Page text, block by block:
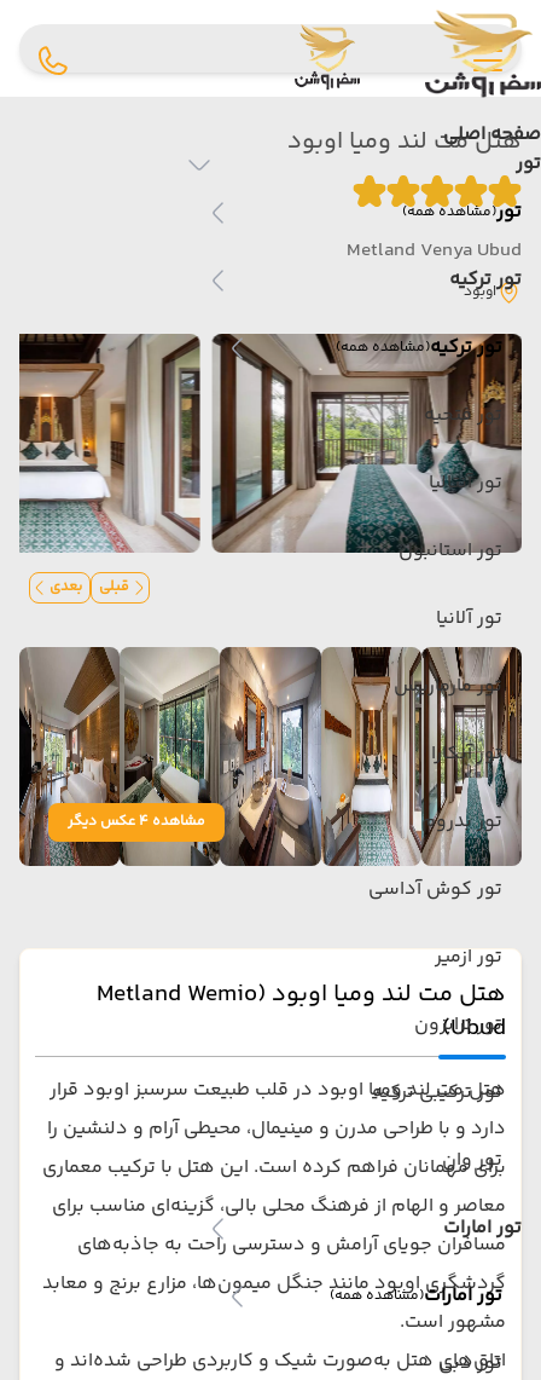
صفحه اصلی
تور
تور(مشاهده همه)
تور ترکیه
تور ترکیه(مشاهده همه)
تور فتحیه
تور آنتالیا
تور استانبول
تور آلانیا
تور مارماریس
تور آنکارا
تور بدروم
تور کوش آداسی
تور ازمیر
تور ترابزون
تور ترکیبی ترکیه
تور وان
تور امارات
تور امارات(مشاهده همه)
تور دبی
هتل مت لند ومیا اوبود
Metland Venya Ubud
اوبود
قبلی بعدی
مشاهده 4 عکس دیگر
هتل مت لند ومیا اوبود (Metland Wemio
Ubud)
هتل مت لند ومیا اوبود در قلب طبیعت سرسبز اوبود قرار
دارد و با طراحی مدرن و مینیمال، محیطی آرام و دلنشین را
برای مهمانان فراهم کرده است. این هتل با ترکیب معماری
معاصر و الهام از فرهنگ محلی بالی، گزینه‌ای مناسب برای
مسافران جویای آرامش و دسترسی راحت به جاذبه‌های
گردشگری اوبود مانند جنگل میمون‌ها، مزارع برنج و معابد
مشهور است.
اتاق‌های هتل به‌صورت شیک و کاربردی طراحی شده‌اند و